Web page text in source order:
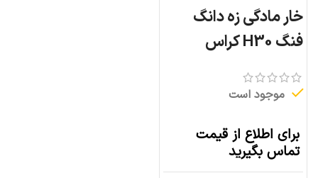
خار مادگی زه دانگ
فنگ H30 کراس
موجود است
برای اطلاع از قیمت
تماس بگیرید